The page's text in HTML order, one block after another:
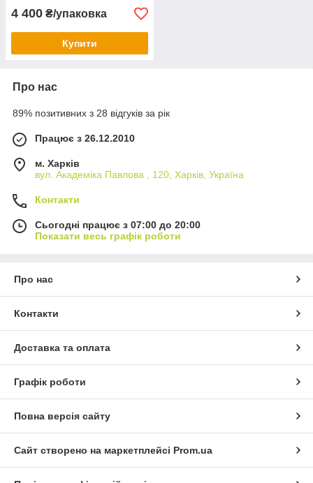
4 400 ₴/упаковка
Купити
Про нас
89% позитивних з 28 відгуків за рік
Працює з 26.12.2010
м. Харків
вул. Академіка Павлова , 120, Харків, Україна
Контакти
Сьогодні працює з 07:00 до 20:00
Показати весь графік роботи
Про нас
Контакти
Доставка та оплата
Графік роботи
Повна версія сайту
Сайт створено на маркетплейсі Prom.ua